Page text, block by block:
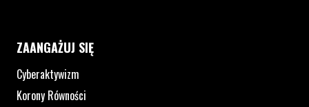
ZAANGAŻUJ SIĘ
Cyberaktywizm
Korony Równości